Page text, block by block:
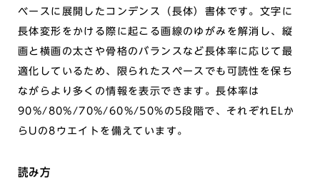
ベースに展開したコンデンス（長体）書体です。文字に
長体変形をかける際に起こる画線のゆがみを解消し、縦
画と横画の太さや骨格のバランスなど長体率に応じて最
適化しているため、限られたスペースでも可読性を保ち
ながらより多くの情報を表示できます。長体率は
90%/80%/70%/60%/50%の5段階で、それぞれELか
らUの8ウエイトを備えています。
読み方